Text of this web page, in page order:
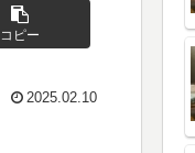
コピー
2025.02.10